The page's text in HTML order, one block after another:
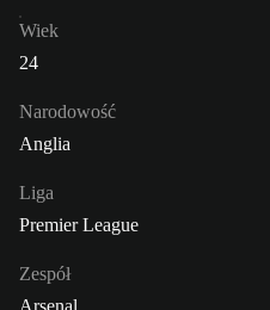
Wiek
24
Narodowość
Anglia
Liga
Premier League
Zespół